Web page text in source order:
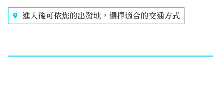
進入後可依您的出發地，選擇適合的交通方式